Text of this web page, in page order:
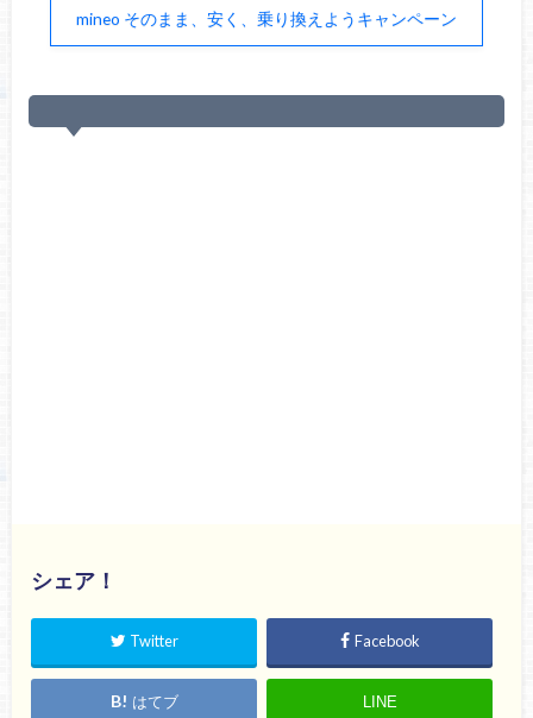
mineo そのまま、安く、乗り換えようキャンペーン
シェア！
Twitter Facebook
はてブ LINE